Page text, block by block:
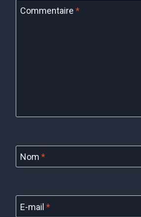
Commentaire *
Nom *
E-mail *